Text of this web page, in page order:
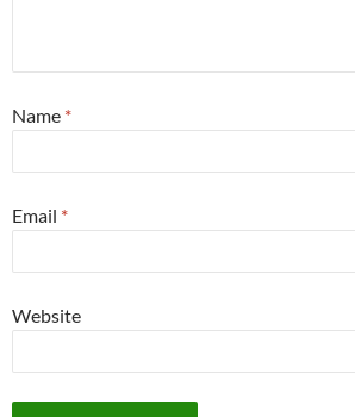
Name *
Email *
Website